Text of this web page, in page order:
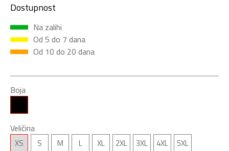
Dostupnost
Na zalihi
Od 5 do 7 dana
Od 10 do 20 dana
Boja
Veličina
XS S M L XL 2XL 3XL 4XL 5XL